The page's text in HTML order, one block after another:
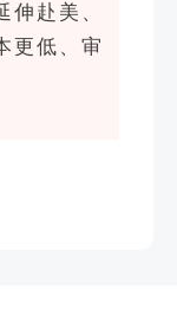
赴美、
更低、审